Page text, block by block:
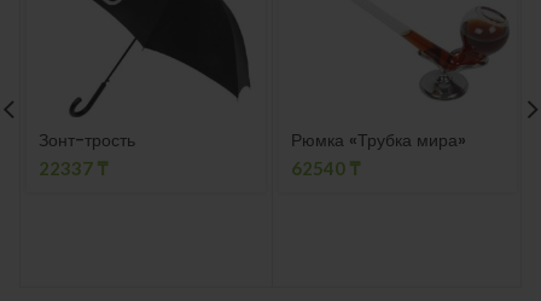
Зонт-трость
22337 ₸
Рюмка «Трубка мира»
62540 ₸